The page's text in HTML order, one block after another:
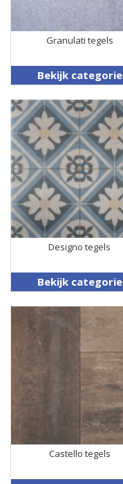
Granulati tegels
Bekijk categorie
Designo tegels
Bekijk categorie
Castello tegels